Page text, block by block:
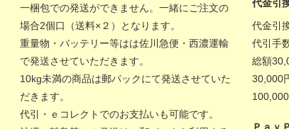
一梱包での発送ができません。一緒にご注文の
場合2個口（送料×２）となります。
重量物・バッテリー等はは佐川急便・西濃運輸
で発送させていただきます。
10kg未満の商品は郵パックにて発送させていた
だきます。
代引・ｅコレクトでのお支払いも可能です。
代金引
代金引
代引手
総額
30,000